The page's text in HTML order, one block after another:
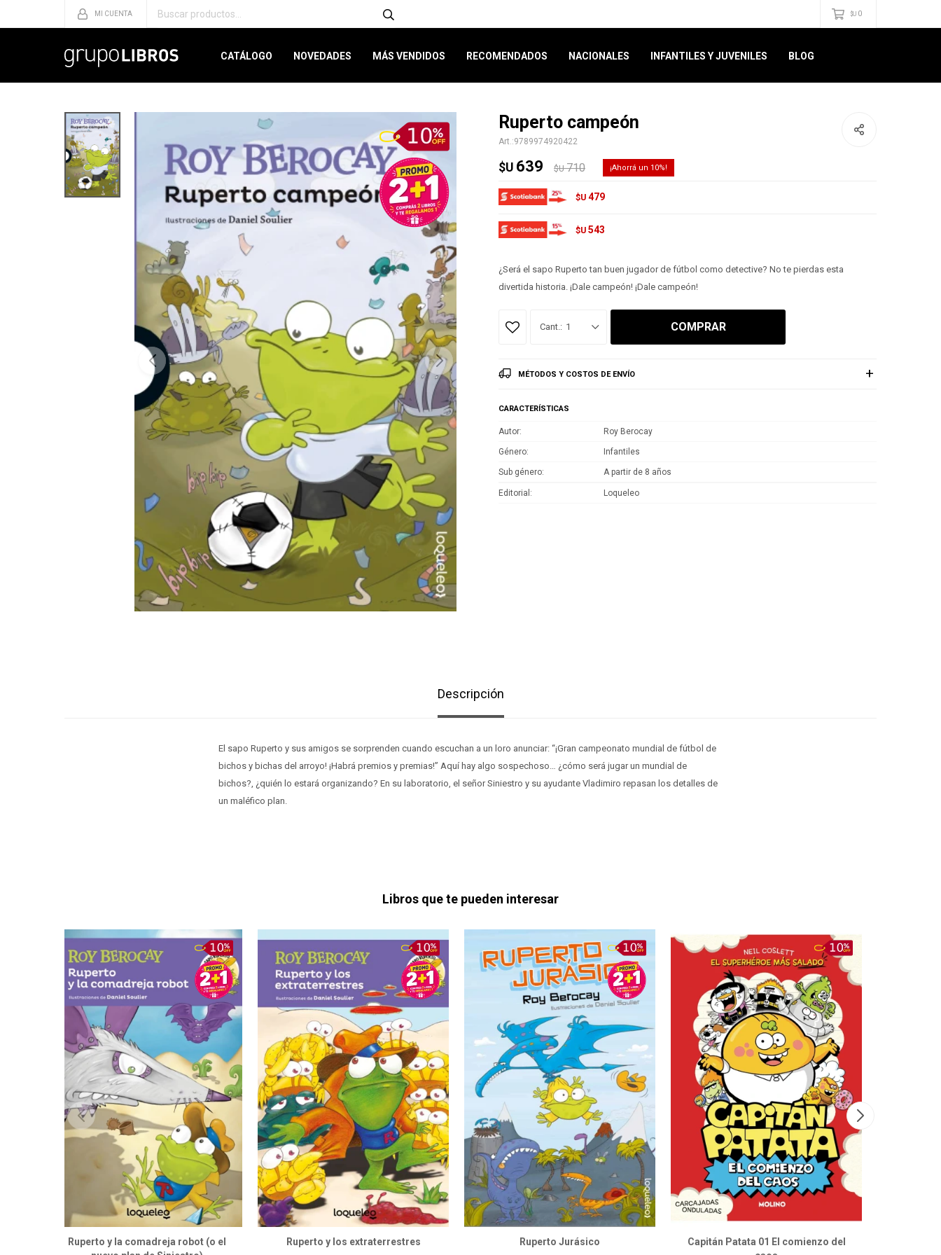
CATÁLOGO NOVEDADES MÁS VENDIDOS RECOMENDADOS NACIONALES INFANTILES Y JUVENILES BLOG
$U 0
Ruperto campeón
9789974920422
$U 639 $U 710 10
$U 479
$U 543
¿Será el sapo Ruperto tan buen jugador de fútbol como detective? No te pierdas esta
divertida historia. ¡Dale campeón! ¡Dale campeón!
1 COMPRAR
MÉTODOS Y COSTOS DE ENVÍO
CARACTERÍSTICAS
Autor Roy Berocay
Género Infantiles
Sub género A partir de 8 años
Editorial Loqueleo
Descripción
El sapo Ruperto y sus amigos se sorprenden cuando escuchan a un loro anunciar: “¡Gran campeonato mundial de fútbol de
bichos y bichas del arroyo! ¡Habrá premios y premias!” Aquí hay algo sospechoso… ¿cómo será jugar un mundial de
bichos?, ¿quién lo estará organizando? En su laboratorio, el señor Siniestro y su ayudante Vladimiro repasan los detalles de
un maléfico plan.
Libros que te pueden interesar
Ruperto y la comadreja robot (o el
Ruperto y los extraterrestres Ruperto Jurásico
Capitán Patata 01 El comienzo del